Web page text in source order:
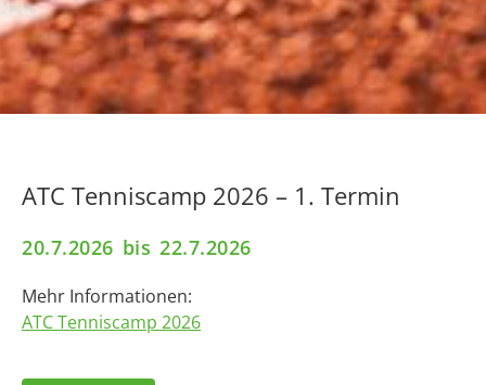
ATC Tenniscamp 2026 – 1. Termin
20.7.2026 bis 22.7.2026
Mehr Informationen:
ATC Tenniscamp 2026